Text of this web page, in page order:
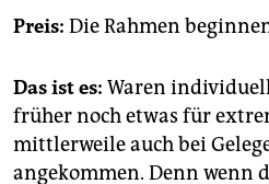
Preis: Die Rahmen
Das ist es: Waren
früher noch etwas für
mittlerweile auch bei
angekommen. Denn wenn